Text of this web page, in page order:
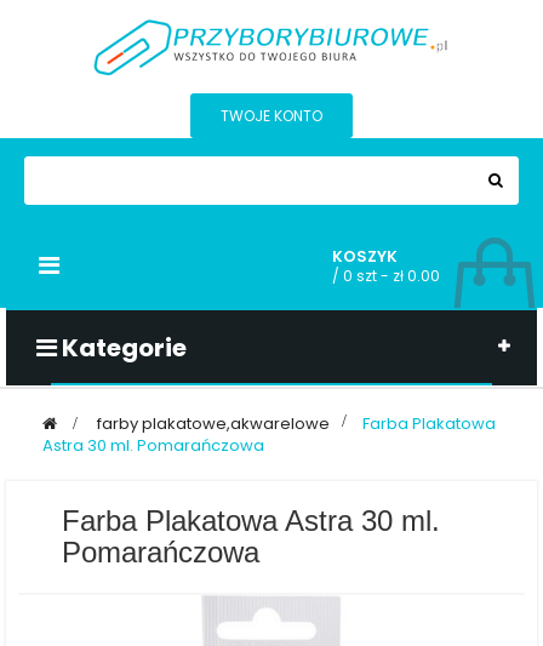
TWOJE KONTO
KOSZYK
/ 0 szt - zł 0.00
Kategorie
Przełącz
> farby plakatowe,akwarelowe >
Farba Plakatowa
Astra 30 ml. Pomarańczowa
Farba Plakatowa Astra 30 ml.
Pomarańczowa